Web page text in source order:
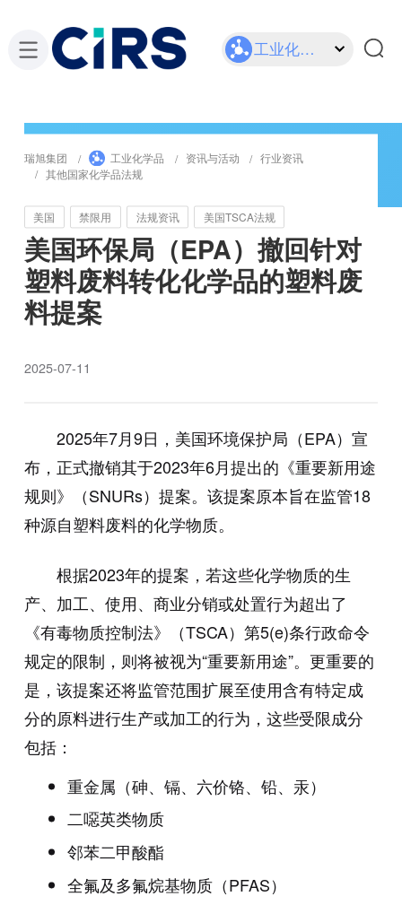
工业化学品
瑞旭集团 工业化学品 资讯与活动
行业资讯
其他国家化学品法规
美国 禁限用 法规资讯 美国TSCA法规
美国环保局（EPA）撤回针对
塑料废料转化化学品的塑料废
料提案
2025-07-11
2025年7月9日，美国环境保护局（EPA）宣
布，正式撤销其于2023年6月提出的《重要新用途
规则》（SNURs）提案。该提案原本旨在监管18
种源自塑料废料的化学物质。
根据2023年的提案，若这些化学物质的生
产、加工、使用、商业分销或处置行为超出了
《有毒物质控制法》（TSCA）第5(e)条行政命令
规定的限制，则将被视为“重要新用途”。更重要的
是，该提案还将监管范围扩展至使用含有特定成
分的原料进行生产或加工的行为，这些受限成分
包括：
重金属（砷、镉、六价铬、铅、汞）
二噁英类物质
邻苯二甲酸酯
全氟及多氟烷基物质（PFAS）